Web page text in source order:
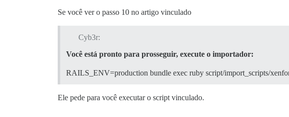
Se você ver o passo 10 no artigo vinculado
Cyb3r:
Você está pronto para prosseguir, execute o importador:
RAILS_ENV=production bundle exec ruby script/import_scripts/
Ele pede para você executar o script vinculado.